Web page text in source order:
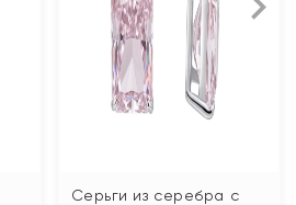
Серьги из серебра с